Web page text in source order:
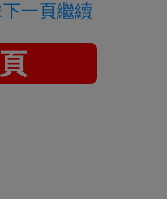
一頁繼續